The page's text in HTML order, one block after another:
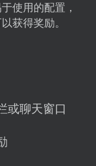
每
、
使用的配置，
获得奖励。
或聊天窗口